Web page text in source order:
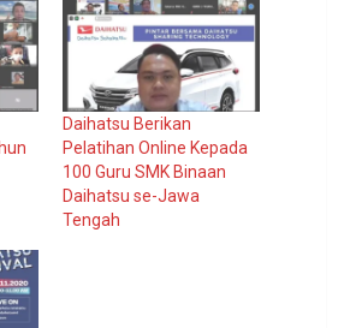
Daihatsu Berikan
Pelatihan Online Kepada
100 Guru SMK Binaan
Daihatsu se-Jawa
Tengah